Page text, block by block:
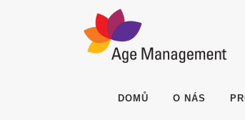
DOMŮ O NÁS